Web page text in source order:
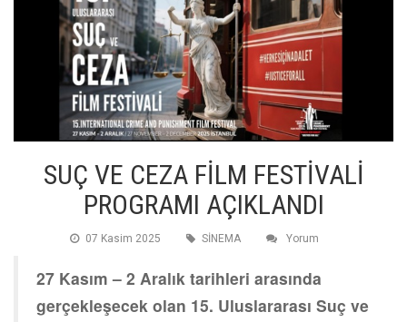
SUÇ VE CEZA FİLM FESTİVALİ
PROGRAMI AÇIKLANDI
07 Kasim 2025 SİNEMA Yorum
27 Kasım – 2 Aralık tarihleri arasında
gerçekleşecek olan 15. Uluslararası Suç ve